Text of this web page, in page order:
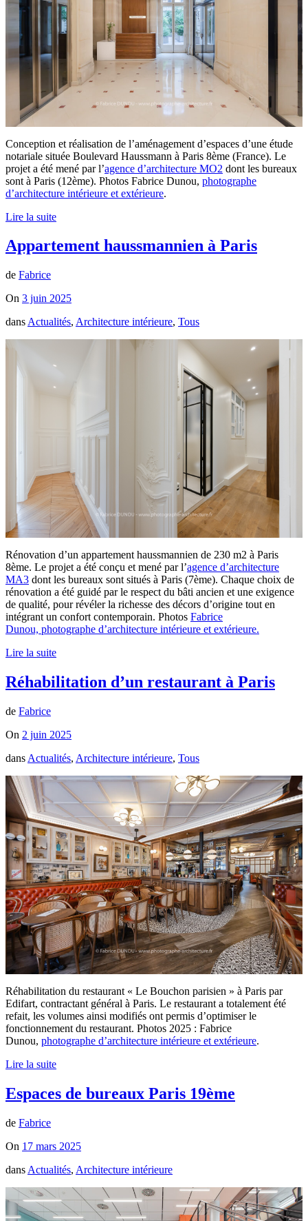
Conception et réalisation de l’aménagement d’espaces d’une étude
notariale située Boulevard Haussmann à Paris 8ème (France). Le
projet a été mené par l’agence d’architecture MO2 dont les bureaux
sont à Paris (12ème). Photos Fabrice Dunou, photographe
d’architecture intérieure et extérieure.
Lire la suite
Appartement haussmannien à Paris
de Fabrice
On 3 juin 2025
dans Actualités, Architecture intérieure, Tous
Rénovation d’un appartement haussmannien de 230 m2 à Paris
8ème. Le projet a été conçu et mené par l’agence d’architecture
MA3 dont les bureaux sont situés à Paris (7ème). Chaque choix de
rénovation a été guidé par le respect du bâti ancien et une exigence
de qualité, pour révéler la richesse des décors d’origine tout en
intégrant un confort contemporain. Photos Fabrice
Dunou, photographe d’architecture intérieure et extérieure.
Lire la suite
Réhabilitation d’un restaurant à Paris
de Fabrice
On 2 juin 2025
dans Actualités, Architecture intérieure, Tous
Réhabilitation du restaurant « Le Bouchon parisien » à Paris par
Edifart, contractant général à Paris. Le restaurant a totalement été
refait, les volumes ainsi modifiés ont permis d’optimiser le
fonctionnement du restaurant. Photos 2025 : Fabrice
Dunou, photographe d’architecture intérieure et extérieure.
Lire la suite
Espaces de bureaux Paris 19ème
de Fabrice
On 17 mars 2025
dans Actualités, Architecture intérieure